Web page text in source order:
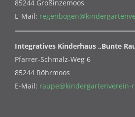
85244 Großinzemoos
E-Mail:
Integratives Kinderhaus „Bunte
Pfarrer-Schmalz-Weg 6
85244 Röhrmoos
E-Mail: raupe@kindergartenverein-